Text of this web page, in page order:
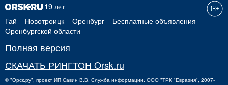
Гай Новотроицк Оренбург
Бесплатные объявления
Оренбургской области
Полная версия
СКАЧАТЬ РИНГТОН Orsk.ru
©"Орск.ру", проект ИП Савин В.В. Служба информации: ООО "ТРК "Евразия", 2007-